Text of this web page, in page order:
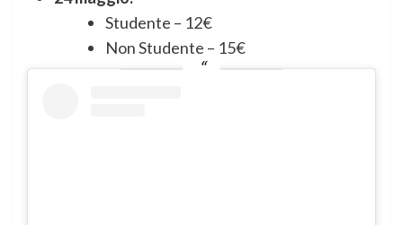
Studente – 12€
Non Studente – 15€